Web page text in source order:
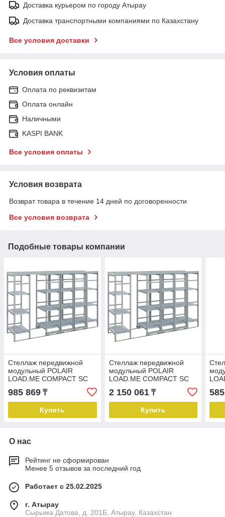
Доставка курьером по городу Атырау
Доставка транспортными компаниями по Казахстану
Все условия доставки
Условия оплаты
Оплата по реквизитам
Оплата онлайн
Наличными
KASPI BANK
Все условия оплаты
Условия возврата
Возврат товара в течение 14 дней по договоренности
Все условия возврата
Подобные товары компании
Стеллаж передвижной
модульный POLAIR
LOAD.ME COMPACT SC
4PP.40.10.2
985 869 ₸
Купить
Стеллаж передвижной
модульный POLAIR
LOAD.ME COMPACT SC
2 150 061₸
Купить
О нас
Рейтинг не сформирован
Менее 5 отзывов за последний год
Работает с 25.02.2025
г. Атырау
Сырыма Датова, д. 201Б, Атырау, Казахстан